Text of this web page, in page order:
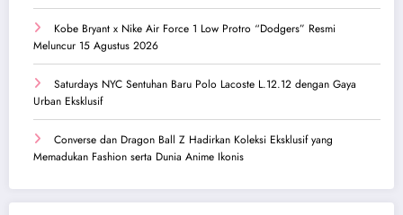
Kobe Bryant x Nike Air Force 1 Low Protro “Dodgers” Resmi
Meluncur 15 Agustus 2026
Saturdays NYC Sentuhan Baru Polo Lacoste L.12.12 dengan Gaya
Urban Eksklusif
Converse dan Dragon Ball Z Hadirkan Koleksi Eksklusif yang
Memadukan Fashion serta Dunia Anime Ikonis